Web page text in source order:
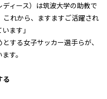
ィース）は筑波大学の助教で
これから、ますますご活躍され
ます」
する女子サッカー選手らが、
す。
る